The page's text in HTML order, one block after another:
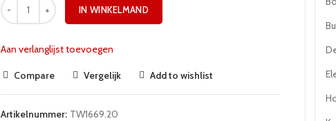
IN WINKELMAND
Aan verlanglijst toevoegen
Compare Vergelijk Add to wishlist
Artikelnummer: TW1669.20